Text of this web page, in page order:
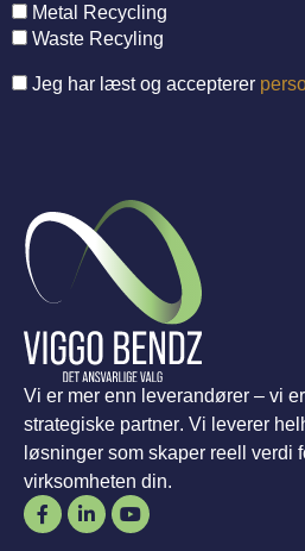
Metal Recycling
Waste Recyling
Jeg har læst og accepterer
Vi er mer enn leverandører – vi
strategiske partner. Vi leverer
løsninger som skaper reell verdi
virksomheten din.